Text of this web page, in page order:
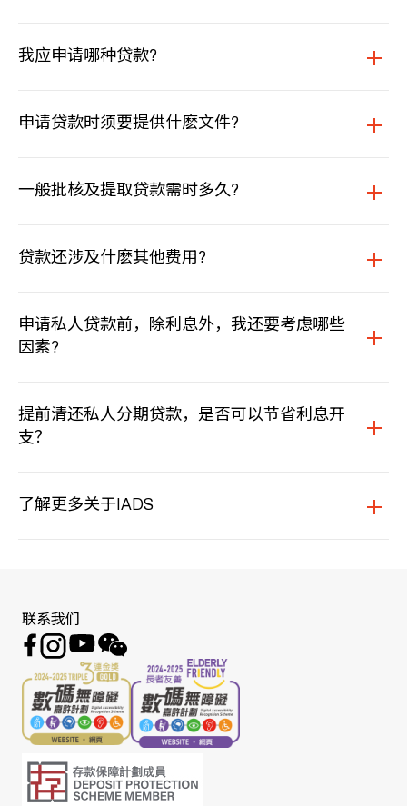
我应申请哪种贷款?
申请贷款时须要提供什麽文件?
一般批核及提取贷款需时多久?
贷款还涉及什麽其他费用?
申请私人贷款前，除利息外，我还要考虑哪些
因素?
提前清还私人分期贷款，是否可以节省利息开
支？
了解更多关于IADS
联系我们